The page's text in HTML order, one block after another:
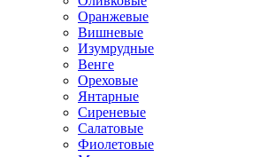
Оранжевые
Вишневые
Изумрудные
Венге
Ореховые
Янтарные
Сиреневые
Салатовые
Фиолетовые